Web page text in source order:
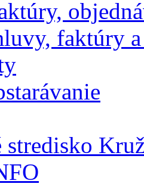
faktúry
stredisko